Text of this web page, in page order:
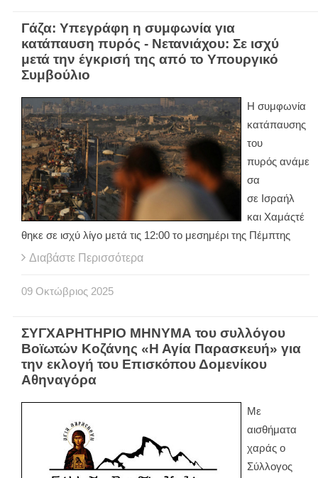
Γάζα: Υπεγράφη η συμφωνία για
κατάπαυση πυρός - Νετανιάχου: Σε ισχύ
μετά την έγκρισή της από το Υπουργικό
Συμβούλιο
Η συμφωνία
κατάπαυσης
του
πυρός ανάμε
σα
σε Ισραήλ
και Χαμάςτέ
θηκε σε ισχύ λίγο μετά τις 12:00 το μεσημέρι της Πέμπτης
Διαβάστε Περισσότερα
09 Οκτώβριος 2025
ΣΥΓΧΑΡΗΤΗΡΙΟ ΜΗΝΥΜΑ του συλλόγου
Βοϊωτών Κοζάνης «Η Αγία Παρασκευή» για
την εκλογή του Επισκόπου Δομενίκου
Αθηναγόρα
Με
αισθήματα
χαράς ο
Σύλλογος